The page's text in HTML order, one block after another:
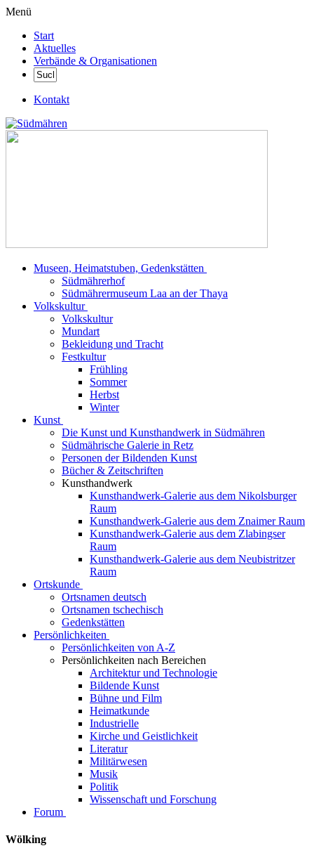
Menü
Start
Aktuelles
Verbände & Organisationen
Kontakt
Museen, Heimatstuben, Gedenkstätten
Südmährerhof
Südmährermuseum Laa an der Thaya
Volkskultur
Volkskultur
Mundart
Bekleidung und Tracht
Festkultur
Frühling
Sommer
Herbst
Winter
Kunst
Die Kunst und Kunsthandwerk in Südmähren
Südmährische Galerie in Retz
Personen der Bildenden Kunst
Bücher & Zeitschriften
Kunsthandwerk
Kunsthandwerk-Galerie aus dem Nikolsburger
Raum
Kunsthandwerk-Galerie aus dem Znaimer Raum
Kunsthandwerk-Galerie aus dem Zlabingser
Raum
Kunsthandwerk-Galerie aus dem Neubistritzer
Raum
Ortskunde
Ortsnamen deutsch
Ortsnamen tschechisch
Gedenkstätten
Persönlichkeiten
Persönlichkeiten von A-Z
Persönlichkeiten nach Bereichen
Architektur und Technologie
Bildende Kunst
Bühne und Film
Heimatkunde
Industrielle
Kirche und Geistlichkeit
Literatur
Militärwesen
Musik
Politik
Wissenschaft und Forschung
Forum
Wölking